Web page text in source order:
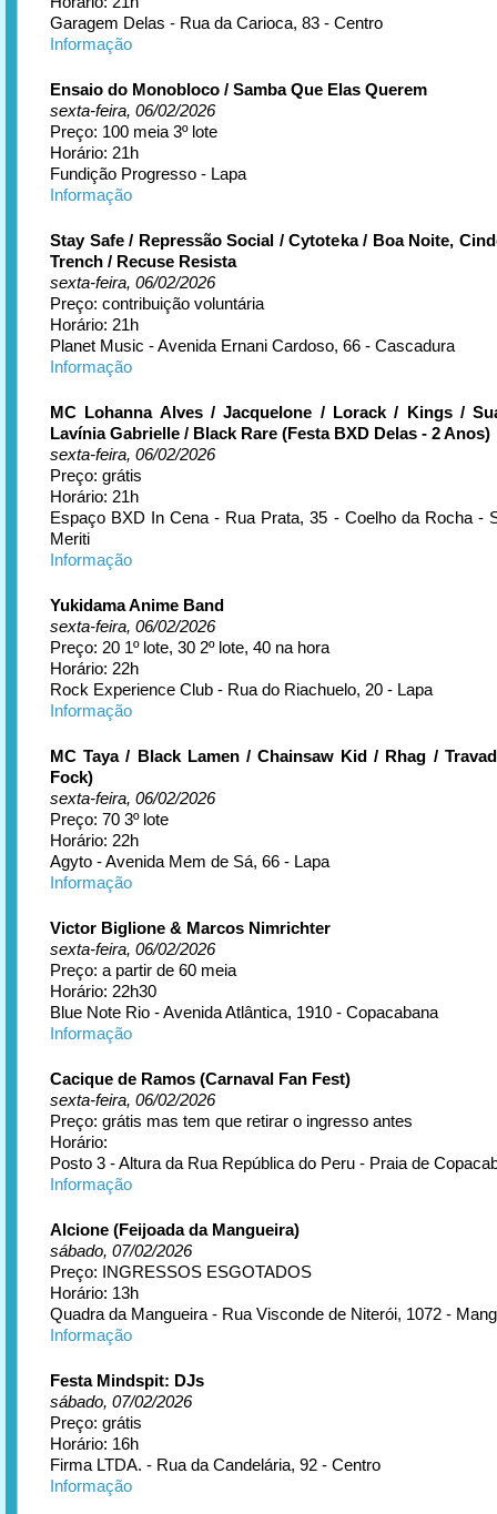
Garagem Delas - Rua da Carioca, 83 - Centro
Informação
Ensaio do Monobloco / Samba Que Elas Querem
sexta-feira, 06/02/2026
Preço: 100 meia 3º lote
Horário: 21h
Fundição Progresso - Lapa
Informação
Stay Safe / Repressão Social / Cytoteka / Boa Noite,
Trench / Recuse Resista
sexta-feira, 06/02/2026
Preço: contribuição voluntária
Horário: 21h
Planet Music - Avenida Ernani Cardoso, 66 - Cascadura
Informação
MC Lohanna Alves / Jacquelone / Lorack / Kings /
Lavínia Gabrielle / Black Rare (Festa BXD Delas - 2 Anos)
sexta-feira, 06/02/2026
Preço: grátis
Horário: 21h
Espaço BXD In Cena - Rua Prata, 35 - Coelho da Rocha -
Meriti
Informação
Yukidama Anime Band
sexta-feira, 06/02/2026
Preço: 20 1º lote, 30 2º lote, 40 na hora
Horário: 22h
Rock Experience Club - Rua do Riachuelo, 20 - Lapa
Informação
MC Taya / Black Lamen / Chainsaw Kid / Rhag /
Fock)
sexta-feira, 06/02/2026
Preço: 70 3º lote
Horário: 22h
Agyto - Avenida Mem de Sá, 66 - Lapa
Informação
Victor Biglione & Marcos Nimrichter
sexta-feira, 06/02/2026
Preço: a partir de 60 meia
Horário: 22h30
Blue Note Rio - Avenida Atlântica, 1910 - Copacabana
Informação
Cacique de Ramos (Carnaval Fan Fest)
sexta-feira, 06/02/2026
Preço: grátis mas tem que retirar o ingresso antes
Horário:
Posto 3 - Altura da Rua República do Peru - Praia de
Informação
Alcione (Feijoada da Mangueira)
sábado, 07/02/2026
Preço: INGRESSOS ESGOTADOS
Horário: 13h
Quadra da Mangueira - Rua Visconde de Niterói, 1072 -
Informação
Festa Mindspit: DJs
sábado, 07/02/2026
Preço: grátis
Horário: 16h
Firma LTDA. - Rua da Candelária, 92 - Centro
Informação